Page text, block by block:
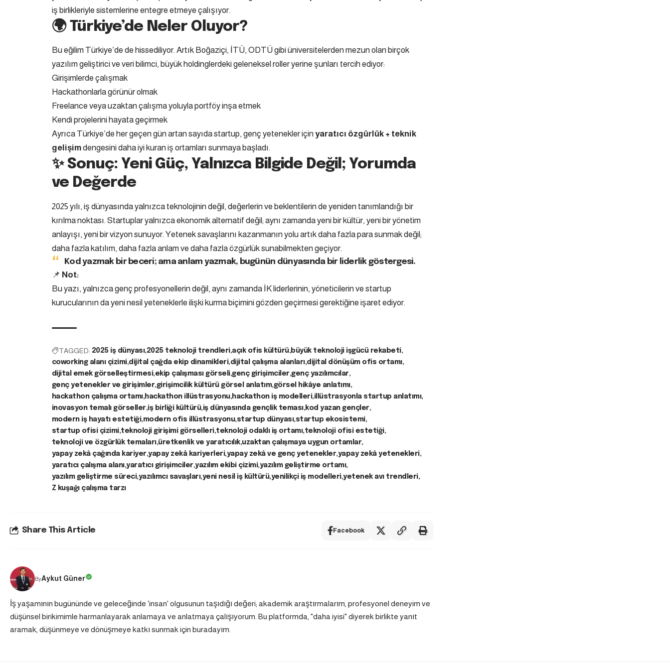
iş birlikleriyle sistemlerine entegre etmeye çalışıyor.
🌍 Türkiye’de Neler Oluyor?
Bu eğilim Türkiye’de de hissediliyor. Artık Boğaziçi, İTÜ, ODTÜ gibi üniversitelerden mezun olan birçok
yazılım geliştirici ve veri bilimci, büyük holdinglerdeki geleneksel roller yerine şunları tercih ediyor:
Girişimlerde çalışmak
Hackathonlarla görünür olmak
Freelance veya uzaktan çalışma yoluyla portföy inşa etmek
Kendi projelerini hayata geçirmek
Ayrıca Türkiye’de her geçen gün artan sayıda startup, genç yetenekler içinyaratıcı özgürlük + teknik
gelişimdengesini daha iyi kuran iş ortamları sunmaya başladı.
✨ Sonuç: Yeni Güç, Yalnızca Bilgide Değil; Yorumda
ve Değerde
2025 yılı, iş dünyasında yalnızca teknolojinin değil, değerlerin ve beklentilerin de yeniden tanımlandığı bir
kırılma noktası. Startuplar yalnızca ekonomik alternatif değil; aynı zamanda yeni bir kültür, yeni bir yönetim
anlayışı, yeni bir vizyon sunuyor. Yetenek savaşlarını kazanmanın yolu artık daha fazla para sunmak değil;
daha fazla katılım, daha fazla anlam ve daha fazla özgürlük sunabilmekten geçiyor.
Kod yazmak bir beceri; ama anlam yazmak, bugünün dünyasında bir liderlik göstergesi.
📌 Not:
Bu yazı, yalnızca genç profesyonellerin değil, aynı zamanda İK liderlerinin, yöneticilerin ve startup
kurucularının da yeni nesil yeteneklerle ilişki kurma biçimini gözden geçirmesi gerektiğine işaret ediyor.
TAGGED: 2025 iş dünyası 2025 teknoloji trendleri açık ofis kültürü büyük teknoloji işgücü rekabeti
coworking alanı çizimi dijital çağda ekip dinamikleri dijital çalışma alanları dijital dönüşüm ofis ortamı
dijital emek görselleştirmesi ekip çalışması görseli genç girişimciler genç yazılımcılar
genç yetenekler ve girişimler girişimcilik kültürü görsel anlatım görsel hikâye anlatımı
hackathon çalışma ortamı hackathon illüstrasyonu hackathon iş modelleri illüstrasyonla startup anlatımı
inovasyon temalı görseller iş birliği kültürü iş dünyasında gençlik teması kod yazan gençler
modern iş hayatı estetiği modern ofis illüstrasyonu startup dünyası startup ekosistemi
startup ofisi çizimi teknoloji girişimi görselleri teknoloji odaklı iş ortamı teknoloji ofisi estetiği
teknoloji ve özgürlük temaları üretkenlik ve yaratıcılık uzaktan çalışmaya uygun ortamlar
yapay zekâ çağında kariyer yapay zekâ kariyerleri yapay zekâ ve genç yetenekler yapay zekâ yetenekleri
yaratıcı çalışma alanı yaratıcı girişimciler yazılım ekibi çizimi yazılım geliştirme ortamı
yazılım geliştirme süreci yazılımcı savaşları yeni nesil iş kültürü yenilikçi iş modelleri yetenek avı trendleri
Z kuşağı çalışma tarzı
Share This Article Facebook
ByAykut Güner
İş yaşamının bugününde ve geleceğinde 'insan' olgusunun taşıdığı değeri; akademik araştırmalarım, profesyonel deneyim ve
düşünsel birikimimle harmanlayarak anlamaya ve anlatmaya çalışıyorum. Bu platformda, "daha iyisi" diyerek birlikte yanıt
aramak, düşünmeye ve dönüşmeye katkı sunmak için buradayım.